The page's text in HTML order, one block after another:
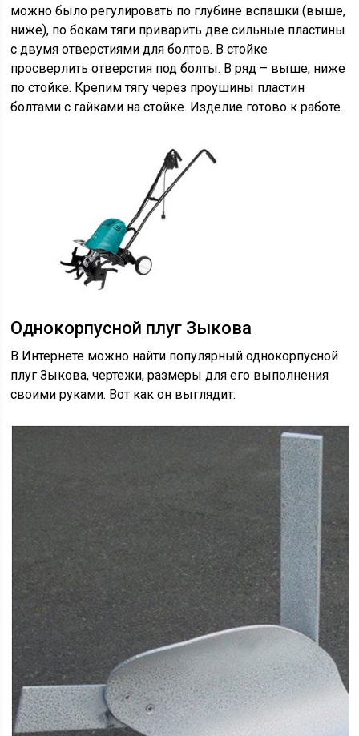
можно было регулировать по глубине вспашки (выше,
ниже), по бокам тяги приварить две сильные пластины
с двумя отверстиями для болтов. В стойке
просверлить отверстия под болты. В ряд – выше, ниже
по стойке. Крепим тягу через проушины пластин
болтами с гайками на стойке. Изделие готово к работе.
Однокорпусной плуг Зыкова
В Интернете можно найти популярный однокорпусной
плуг Зыкова, чертежи, размеры для его выполнения
своими руками. Вот как он выглядит: